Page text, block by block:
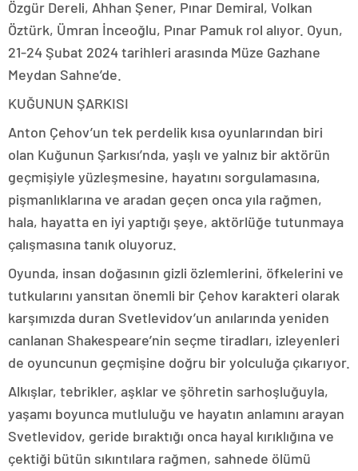
Özgür Dereli, Ahhan Şener, Pınar Demiral, Volkan
Öztürk, Ümran İnceoğlu, Pınar Pamuk rol alıyor. Oyun,
21-24 Şubat 2024 tarihleri arasında Müze Gazhane
Meydan Sahne’de.
KUĞUNUN ŞARKISI
Anton Çehov’un tek perdelik kısa oyunlarından biri
olan Kuğunun Şarkısı’nda, yaşlı ve yalnız bir aktörün
geçmişiyle yüzleşmesine, hayatını sorgulamasına,
pişmanlıklarına ve aradan geçen onca yıla rağmen,
hala, hayatta en iyi yaptığı şeye, aktörlüğe tutunmaya
çalışmasına tanık oluyoruz.
Oyunda, insan doğasının gizli özlemlerini, öfkelerini ve
tutkularını yansıtan önemli bir Çehov karakteri olarak
karşımızda duran Svetlevidov’un anılarında yeniden
canlanan Shakespeare’nin seçme tiradları, izleyenleri
de oyuncunun geçmişine doğru bir yolculuğa çıkarıyor.
Alkışlar, tebrikler, aşklar ve şöhretin sarhoşluğuyla,
yaşamı boyunca mutluluğu ve hayatın anlamını arayan
Svetlevidov, geride bıraktığı onca hayal kırıklığına ve
çektiği bütün sıkıntılara rağmen, sahnede ölümü